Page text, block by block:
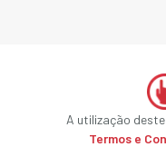
A utilização
Termos e